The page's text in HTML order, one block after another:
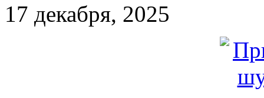
17 декабря, 2025